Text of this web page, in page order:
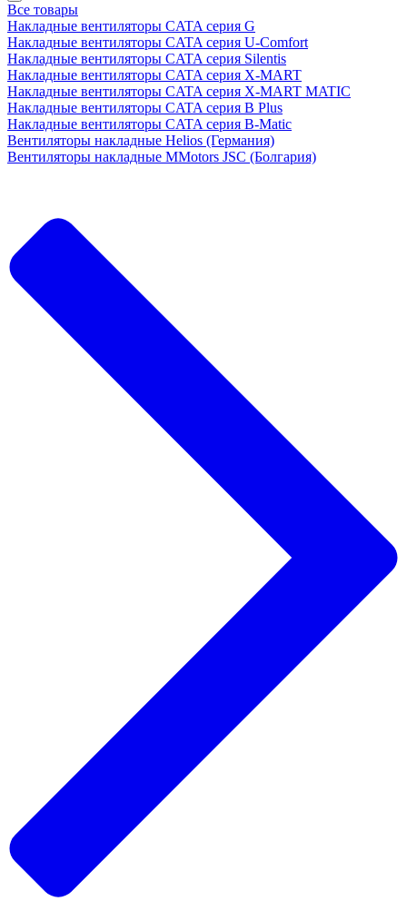
Все товары
Накладные вентиляторы CATA серия G
Накладные вентиляторы CATA серия U-Comfort
Накладные вентиляторы CATA серия Silentis
Накладные вентиляторы CATA серия X-MART
Накладные вентиляторы CATA серия X-MART MATIC
Накладные вентиляторы CATA серия B Plus
Накладные вентиляторы CATA серия B-Matic
Вентиляторы накладные Helios (Германия)
Вентиляторы накладные MMotors JSC (Болгария)